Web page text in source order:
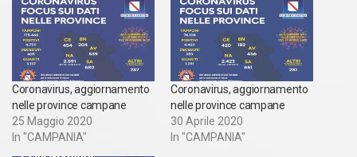
Coronavirus, aggiornamento
nelle province campane
25 Maggio 2020
In "CAMPANIA"
Coronavirus, aggiornamento
nelle province campane
30 Aprile 2020
In "CAMPANIA"